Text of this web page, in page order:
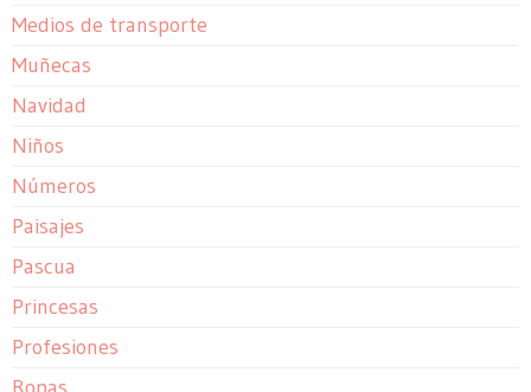
Medios de transporte
Muñecas
Navidad
Niños
Números
Paisajes
Pascua
Princesas
Profesiones